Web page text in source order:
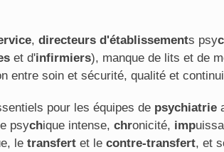
, directeurs d'établissements psy
et d'infirmiers), manque de lits et de
entre soin et sécurité, qualité et
pour les équipes de psychiatrie
psychique intense, chronicité, imp
le transfert et le contre-transfert, et